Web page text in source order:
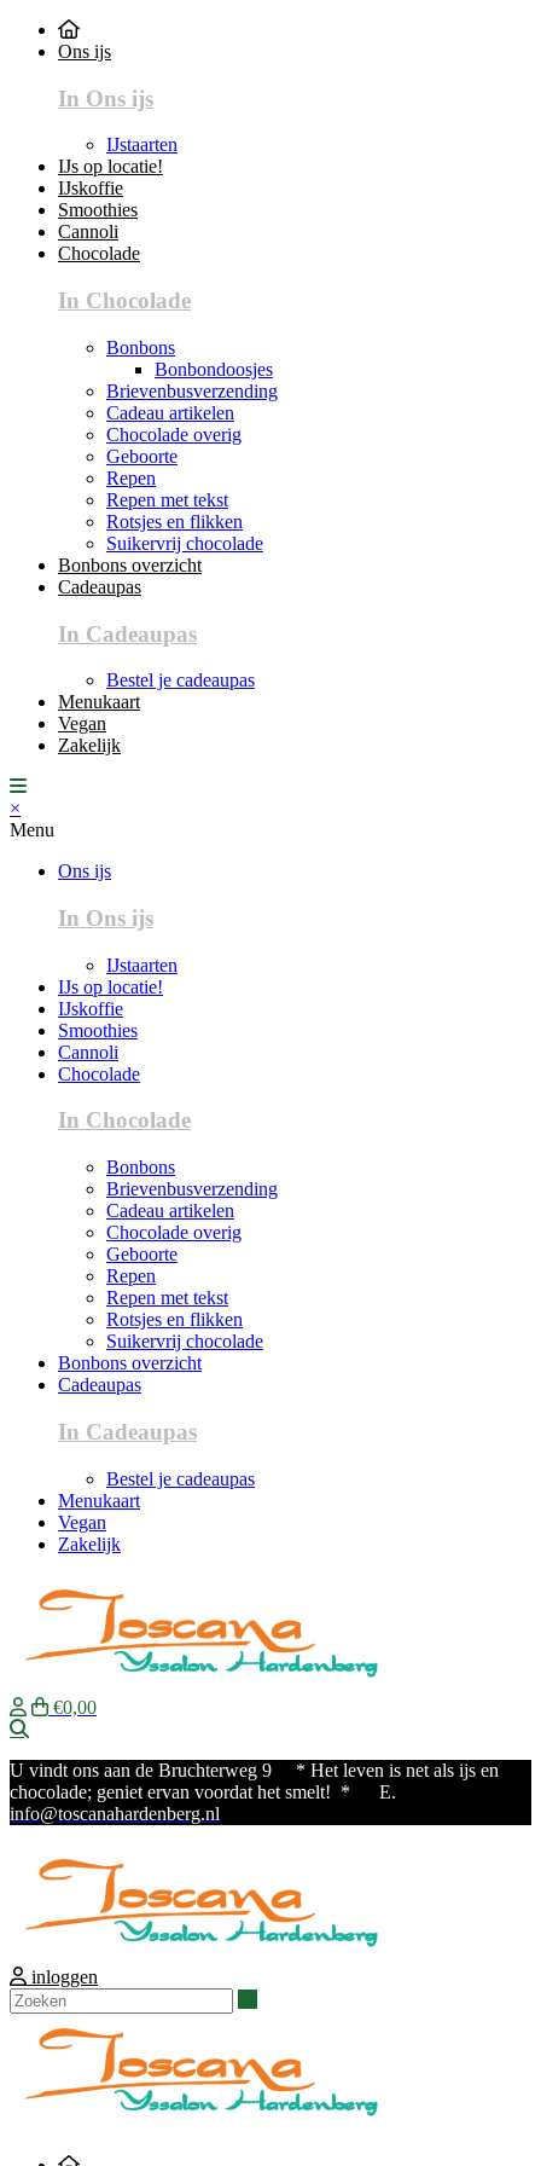
Ons ijs
In Ons ijs
IJstaarten
IJs op locatie!
IJskoffie
Smoothies
Cannoli
Chocolade
In Chocolade
Bonbons
Bonbondoosjes
Brievenbusverzending
Cadeau artikelen
Chocolade overig
Geboorte
Repen
Repen met tekst
Rotsjes en flikken
Suikervrij chocolade
Bonbons overzicht
Cadeaupas
In Cadeaupas
Bestel je cadeaupas
Menukaart
Vegan
Zakelijk
×
Menu
Ons ijs
In Ons ijs
IJstaarten
IJs op locatie!
IJskoffie
Smoothies
Cannoli
Chocolade
In Chocolade
Bonbons
Brievenbusverzending
Cadeau artikelen
Chocolade overig
Geboorte
Repen
Repen met tekst
Rotsjes en flikken
Suikervrij chocolade
Bonbons overzicht
Cadeaupas
In Cadeaupas
Bestel je cadeaupas
Menukaart
Vegan
Zakelijk
€0,00
U vindt ons aan de Bruchterweg 9 * Het leven is net als ijs en
chocolade; geniet ervan voordat het smelt! * E.
info@toscanahardenberg.nl
inloggen